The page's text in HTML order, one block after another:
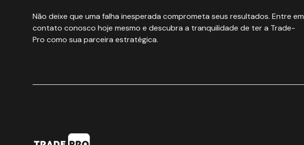
Não deixe que uma falha inesperada comprometa seus resultados. Entre em
contato conosco hoje mesmo e descubra a tranquilidade de ter a Trade-
Pro como sua parceira estratégica.